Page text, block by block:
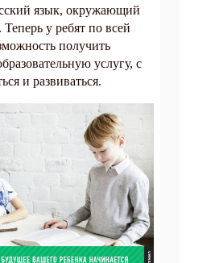
язык, окружающий
у ребят по всей
получить
услугу, с
и развиваться.